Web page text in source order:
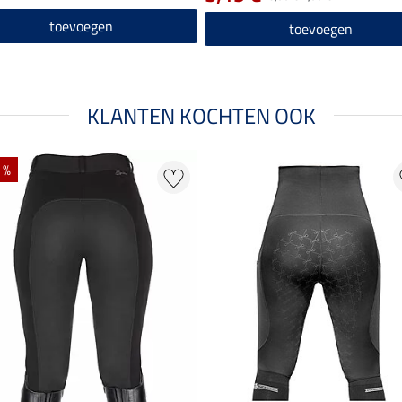
toevoegen toevoegen
KLANTEN KOCHTEN OOK